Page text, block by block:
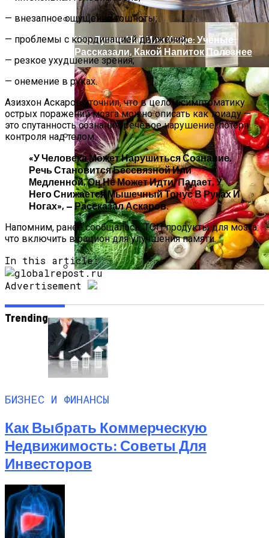
Снять Квартиру Для Отдыха: Лучшие
Регионы И Предложения
Что Лучше Чай Или Кофе: Ученые
Рассказали, Какой Напиток Полезнее
Самый Полезный Продукт Для Защиты
— внезапное ощущение тошноты;
— проблемы с координацией движений;
— резкое ухудшение зрения;
— онемение в руках.
Азизхон Аскаров уточнил, что в целом симптоматику
острых поражений мозга можно описать как триаду —
это спутанность сознания, речевое нарушение, потеря
контроля над телом.
«У Человека Может Нарушиться Сознание,
Речь Становится Бессвязной Или
Медленной, Он Не Может Идти, Падает, У
Него Снижается Мышечный Тонус В Руках И
Ногах», — Рассказал Аскаров.
Напомним, ранее сообщалось, ТОП продукты для мозга:
что включить в рацион для улучшения памяти.
In this article:
Advertisement
Trending
БИЗНЕС И ФИНАНСЫ
Как Выбрать Коммерческую
Недвижимость: Советы Для
Инвесторов